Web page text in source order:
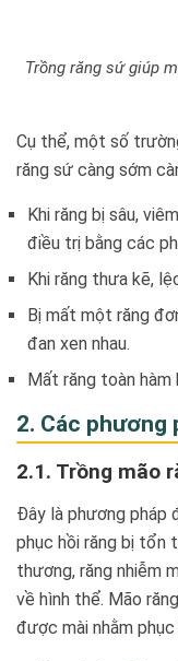
Trồng răng sứ giúp
Cụ thể, một số
răng sứ càng sớm
Khi răng bị sâu,
điều trị bằng các
Khi răng thưa kẽ,
Bị mất một răng
đan xen nhau.
Mất răng toàn
2. Các phương
2.1. Trồng mão
Đây là phương pháp
phục hồi răng bị tổn
thương, răng nhiễm
về hình thể. Mão
được mài nhằm